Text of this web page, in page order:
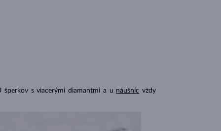
šperkov s viacerými diamantmi a u náušníc vždy